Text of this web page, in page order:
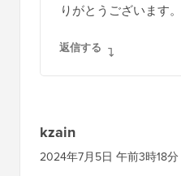
りがとうございます。
返信する
kzain
2024年7月5日 午前3時18分